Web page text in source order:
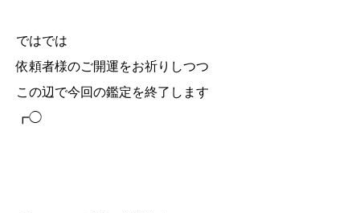
ではでは
依頼者様のご開運をお祈りしつつ
この辺で今回の鑑定を終了します
┏◯